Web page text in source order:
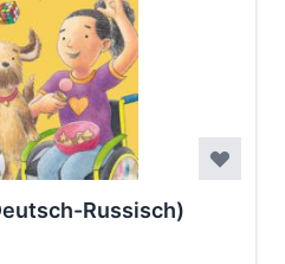
Russisch)